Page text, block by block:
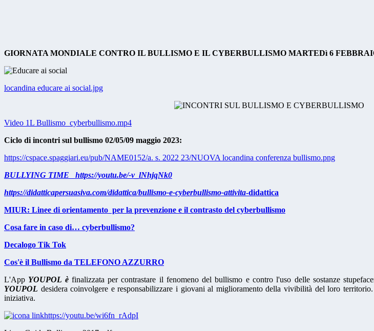
GIORNATA MONDIALE CONTRO IL BULLISMO E IL CYBERBULLISMO MARTEDì 6
locandina educare ai social.jpg
Video 1L Bullismo_cyberbullismo.mp4
Ciclo di incontri sul bullismo 02/05/09 maggio 2023:
https://cspace.spaggiari.eu/pub/NAME0152/a. s. 2022 23/NUOVA locandina conferenza bullismo.png
BULLYING TIME https://youtu.be/-v_lNhjqNk0
https://didatticapersuasiva.com/didattica/bullismo-e-cyberbullismo-attivita-didattica
MIUR: Linee di orientamento per la prevenzione e il contrasto del cyberbullismo
Cosa fare in caso di… cyberbullismo?
Decalogo Tik Tok
Cos'è il Bullismo da TELEFONO AZZURRO
L'App YOUPOL è finalizzata per contrastare il fenomeno del bullismo e contro l'uso delle sostanze
YOUPOL desidera coinvolgere e responsabilizzare i giovani al miglioramento della vivibilità del loro
iniziativa.
https://youtu.be/wi6fn_rAdpI